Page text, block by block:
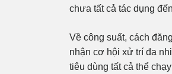
chưa tất cả tác dụng
Về công suất, cách
nhận cơ hội xử trí đa
tiêu dùng tất cả thể